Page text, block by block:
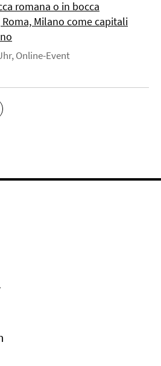
romana o in bocca
Milano come capitali
Online-Event